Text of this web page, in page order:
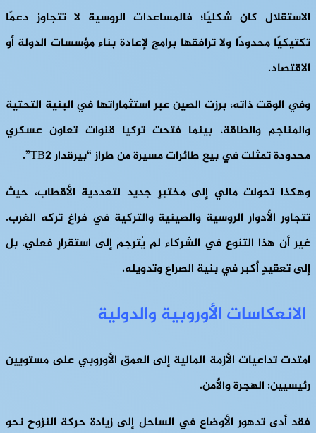
الاستقلال كان شكليًا؛ فالمساعدات الروسية لا تتجاوز دعمًا
تكتيكيًا محدودًا ولا ترافقها برامج لإعادة بناء مؤسسات الدولة أو
الاقتصاد.
وفي الوقت ذاته، برزت الصين عبر استثماراتها في البنية التحتية
والمناجم والطاقة، بينما فتحت تركيا قنوات تعاون عسكري
محدودة تمثلت في بيع طائرات مسيرة من طراز “بيرقدار TB2”.
وهكذا تحولت مالي إلى مختبرٍ جديد لتعددية الأقطاب، حيث
تتجاور الأدوار الروسية والصينية والتركية في فراغٍ تركه الغرب.
غير أن هذا التنوع في الشركاء لم يُترجم إلى استقرارٍ فعلي، بل
إلى تعقيدٍ أكبر في بنية الصراع وتدويله.
الانعكاسات الأوروبية والدولية
امتدت تداعيات الأزمة المالية إلى العمق الأوروبي على مستويين
رئيسيين: الهجرة والأمن.
فقد أدى تدهور الأوضاع في الساحل إلى زيادة حركة النزوح نحو